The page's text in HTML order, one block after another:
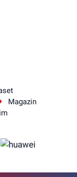
Magazin